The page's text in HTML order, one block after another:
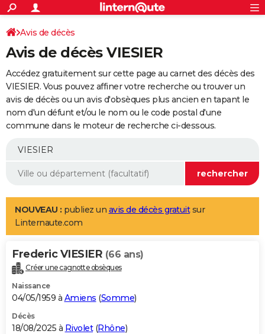
ACTUALITÉS
Politique
Société
Faits Divers
Education
Monde
Villes
+
SPORT
Coupe du monde 2026
Football
Tennis
Cyclisme
Rugby
Forum
Programme TV
TNT
Streaming
Cinéma
Sorties cinéma
Musique
+
FINANCE
Retraite
Epargne
Immobilier
Risques naturels par ville
Banque
Assurance
AUTO
Essais
Réserver un essai
Citadines
Berlines
SUV
Forum auto
+
Mobiles
Meilleur smartphone
Internet
Ordinateurs
Jeux vidéo
Guide high-tech
Aménagement intérieur
LIFESTYLE
Art de vivre
Bien-être
Loisirs
Mode
Modes de vie
Alimentation
Guide de la santé
Maladies
Médicaments
Sommeil
VOYAGE
Destinations
City break
Voyage nature
Voyage de noces
Forum
Climat
+PHOTO
GUIDES D'ACHAT
BONS PLANS
Avis de décès
Avis de décès VIESIER
Accédez gratuitement sur cette page au carnet des décès des
VIESIER. Vous pouvez affiner votre recherche ou trouver un
avis de décès ou un avis d'obsèques plus ancien en tapant le
nom d'un défunt et/ou le nom ou le code postal d'une
commune dans le moteur de recherche ci-dessous.
NOUVEAU : publiez un avis de décès gratuitsur
Linternaute.com
Frederic VIESIER (66 ans)
Créer une cagnotte obsèques
Naissance
04/05/1959 à Amiens (Somme)
Décès
18/08/2025 à Rivolet(Rhône)